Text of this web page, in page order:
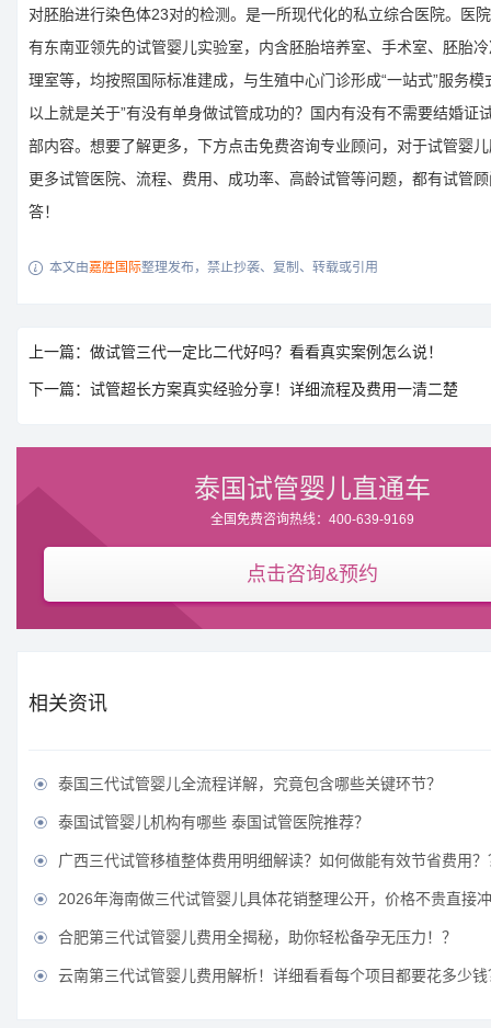
对胚胎进行染色体23对的检测。是一所现代化的私立综合医院。医
有东南亚领先的试管婴儿实验室，内含胚胎培养室、手术室、胚胎
理室等，均按照国际标准建成，与生殖中心门诊形成“一站式”服务模
以上就是关于”有没有单身做试管成功的？国内有没有不需要结婚证
部内容。想要了解更多，下方点击免费咨询专业顾问，对于试管婴
更多试管医院、流程、费用、成功率、高龄试管等问题，都有试管
答！
 本文由嘉胜国际整理发布，禁止抄袭、复制、转载或引用
上一篇：做试管三代一定比二代好吗？看看真实案例怎么说！
下一篇：试管超长方案真实经验分享！详细流程及费用一清二楚
泰国试管婴儿直通车
全国免费咨询热线：400-639-9169
点击咨询&预约
相关资讯
 泰国三代试管婴儿全流程详解，究竟包含哪些关键环节？
 泰国试管婴儿机构有哪些 泰国试管医院推荐？
 广西三代试管移植整体费用明细解读？如何做能有效节省费用？
 2026年海南做三代试管婴儿具体花销整理公开，价格不贵直接
 合肥第三代试管婴儿费用全揭秘，助你轻松备孕无压力！？
 云南第三代试管婴儿费用解析！详细看看每个项目都要花多少钱